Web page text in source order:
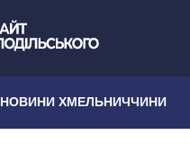
НОВИНИ ХМЕЛЬНИЧЧИНИ